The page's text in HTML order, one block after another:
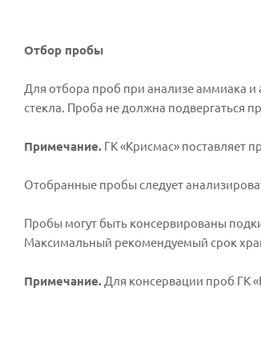
Отбор пробы
Для отбора проб при анализе аммиака
стекла. Проба не должна подвергаться
Примечание. ГК «Крисмас» поставляет
Отобранные пробы следует
Пробы могут быть консервированы
Максимальный рекомендуемый срок
Примечание. Для консервации проб ГК